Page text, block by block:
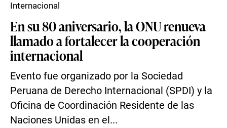
En su 80 aniversario, la ONU renueva
llamado a fortalecer la cooperación
internacional
Evento fue organizado por la Sociedad
Peruana de Derecho Internacional (SPDI) y la
Oficina de Coordinación Residente de las
Naciones Unidas en el...
Internacional